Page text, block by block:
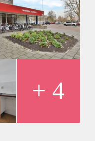
van de Eigenaar
+ 4